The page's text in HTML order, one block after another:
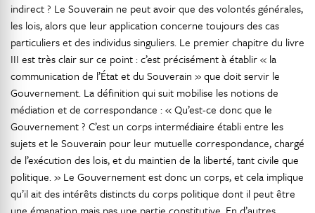
indirect ? Le Souverain ne peut avoir que des volontés générales,
les lois, alors que leur application concerne toujours des cas
particuliers et des individus singuliers. Le premier chapitre du livre
III est très clair sur ce point : c’est précisément à établir « la
communication de l’État et du Souverain » que doit servir le
Gouvernement. La définition qui suit mobilise les notions de
médiation et de correspondance : « Qu’est-ce donc que le
Gouvernement ? C’est un corps intermédiaire établi entre les
sujets et le Souverain pour leur mutuelle correspondance, chargé
de l’exécution des lois, et du maintien de la liberté, tant civile que
politique. » Le Gouvernement est donc un corps, et cela implique
qu’il ait des intérêts distincts du corps politique dont il peut être